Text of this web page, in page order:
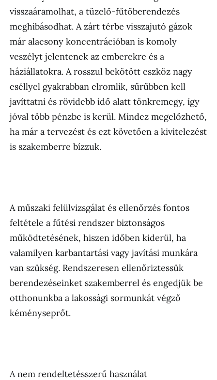
visszaáramolhat, a tüzelő-fűtőberendezés
meghibásodhat. A zárt térbe visszajutó gázok
már alacsony koncentrációban is komoly
veszélyt jelentenek az emberekre és a
háziállatokra. A rosszul bekötött eszköz nagy
eséllyel gyakrabban elromlik, sűrűbben kell
javíttatni és rövidebb idő alatt tönkremegy, így
jóval több pénzbe is kerül. Mindez megelőzhető,
ha már a tervezést és ezt követően a kivitelezést
is szakemberre bízzuk.
A műszaki felülvizsgálat és ellenőrzés fontos
feltétele a fűtési rendszer biztonságos
működtetésének, hiszen időben kiderül, ha
valamilyen karbantartási vagy javítási munkára
van szükség. Rendszeresen ellenőriztessük
berendezéseinket szakemberrel és engedjük be
otthonunkba a lakossági sormunkát végző
kéményseprőt.
A nem rendeltetésszerű használat